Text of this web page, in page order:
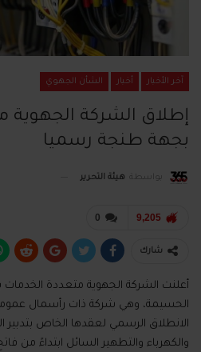
آخر الأخبار أخبار الشأن الجهوي
إطلاق الشركة الجهوية
بجهة طنجة رسميا
بواسطة هيئة التحرير
0 9,205
شارك
أعلنت الشركة الجهوية متعددة
الحسيمة، وهي شركة ذات رأسمال
الانطلاق الرسمي لعقدها الخاص بتدبير